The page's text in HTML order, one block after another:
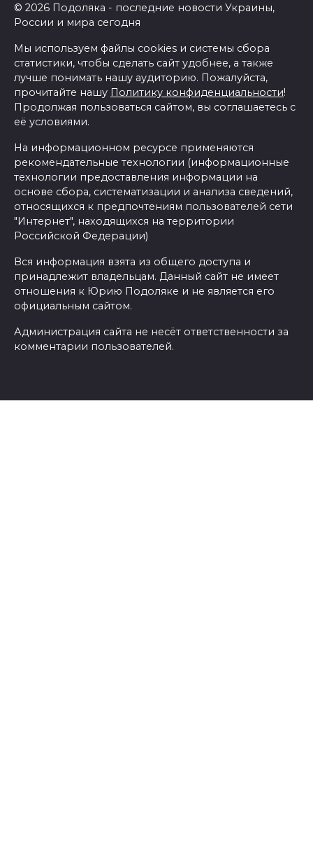
© 2026 Подоляка - последние новости Украины,
России и мира сегодня
Мы используем файлы cookies и системы сбора
статистики, чтобы сделать сайт удобнее, а также
лучше понимать нашу аудиторию. Пожалуйста,
прочитайте нашу Политику конфиденциальности!
Продолжая пользоваться сайтом, вы соглашаетесь с
её условиями.
На информационном ресурсе применяются
рекомендательные технологии (информационные
технологии предоставления информации на
основе сбора, систематизации и анализа сведений,
относящихся к предпочтениям пользователей сети
"Интернет", находящихся на территории
Российской Федерации)
Вся информация взята из общего доступа и
принадлежит владельцам. Данный сайт не имеет
отношения к Юрию Подоляке и не является его
официальным сайтом.
Администрация сайта не несёт ответственности за
комментарии пользователей.